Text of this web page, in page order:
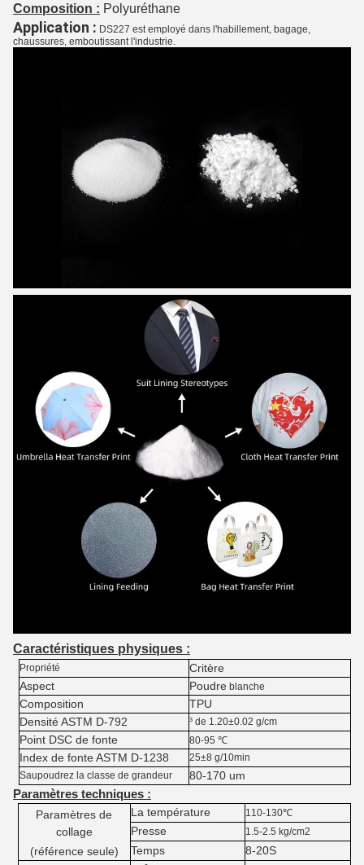
Composition : Polyuréthane
Application : DS227 est employé dans l'habillement, bagage,
chaussures, emboutissant l'industrie.
Caractéristiques physiques :
Propriété
Critère
Aspect
Poudreblanche
Composition
TPU
Densité ASTM D-792
³ de 1.20±0.02 g/cm
Point DSC de fonte 80-95 ℃
Index de fonte ASTM D-1238
25±8 g/10min
Saupoudrez la classe de grandeur
80-170 um
Paramètres techniques :
Paramètres de
collage
(référence seule)
La température 110-130℃
Presse 1.5-2.5 kg/cm2
Temps
8-20S